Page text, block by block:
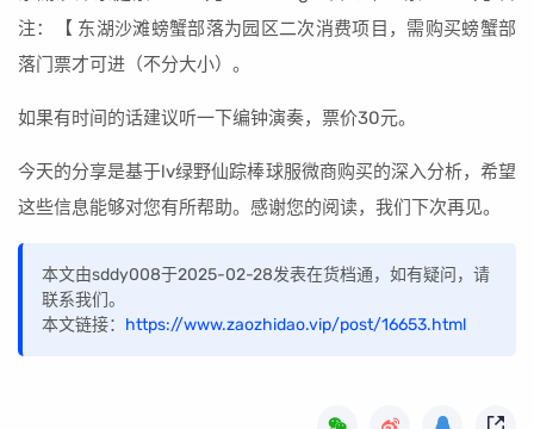
注：【 东湖沙滩螃蟹部落为园区二次消费项目，需购买螃蟹部
落门票才可进（不分大小）。
如果有时间的话建议听一下编钟演奏，票价30元。
今天的分享是基于lv绿野仙踪棒球服微商购买的深入分析，希望
这些信息能够对您有所帮助。感谢您的阅读，我们下次再见。
本文由sddy008于2025-02-28发表在货档通，如有疑问，请
联系我们。
本文链接： https://www.zaozhidao.vip/post/16653.html